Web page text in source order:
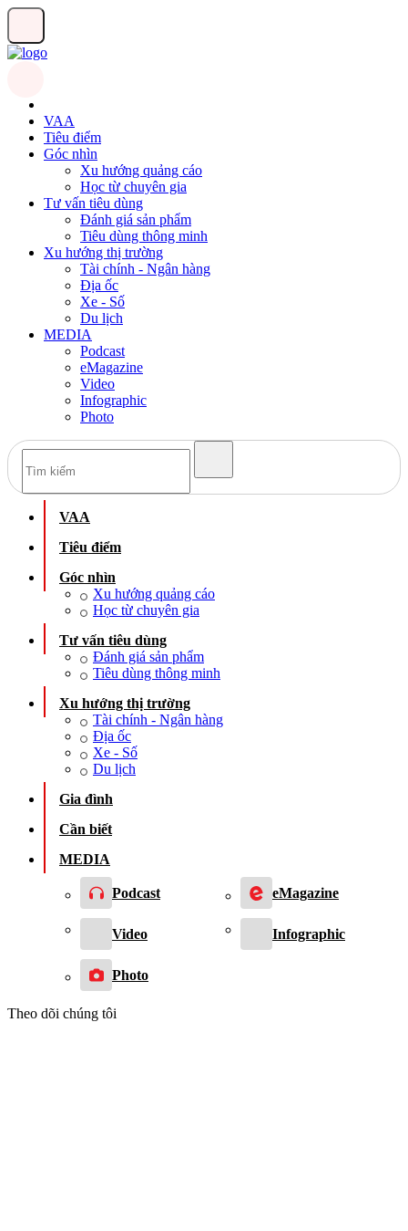
VAA
Tiêu điểm
Góc nhìn
Xu hướng quảng cáo
Học từ chuyên gia
Tư vấn tiêu dùng
Đánh giá sản phẩm
Tiêu dùng thông minh
Xu hướng thị trường
Tài chính - Ngân hàng
Địa ốc
Xe - Số
Du lịch
MEDIA
Podcast
eMagazine
Video
Infographic
Photo
VAA
Tiêu điểm
Góc nhìn
Xu hướng quảng cáo
Học từ chuyên gia
Tư vấn tiêu dùng
Đánh giá sản phẩm
Tiêu dùng thông minh
Xu hướng thị trường
Tài chính - Ngân hàng
Địa ốc
Xe - Số
Du lịch
Gia đình
Cần biết
MEDIA
Podcast eMagazine
Video Infographic
Photo
Theo dõi chúng tôi